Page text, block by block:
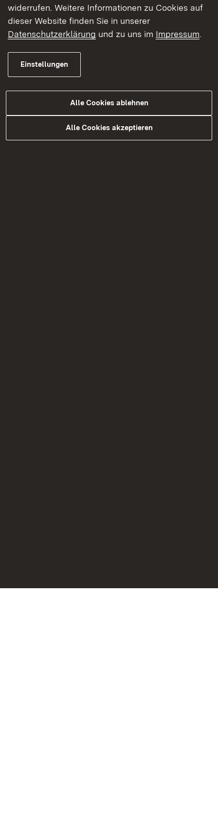
Zulassungsbehördeist das Externer Link:
Chemische
und Veterinäruntersuchungsamt Freiburg
Themenübersicht
Themenübersicht
widerrufen. Weitere Informationen zu Cookies auf
dieser Website finden Sie in unserer
Datenschutzerklärung und zu uns im Impressum.
Einstellungen
Alle Cookies ablehnen
Alle Cookies akzeptieren